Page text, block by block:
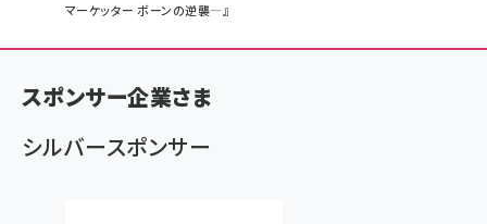
く
マーケッター ボーンの逆襲―』
スポンサー企業さま
シルバースポンサー